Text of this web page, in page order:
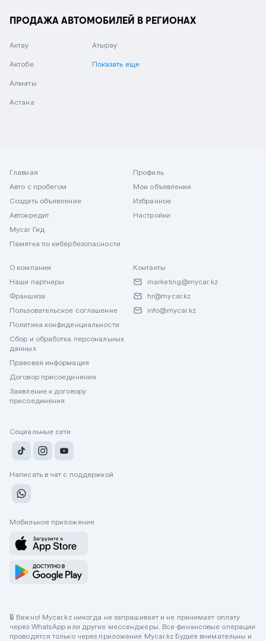
ПРОДАЖА АВТОМОБИЛЕЙ В РЕГИОНАХ
Актау
Актобе
Алматы
Астана
Атырау
Показать еще
Главная
Авто с пробегом
Создать объявление
Автокредит
Mycar Гид
Памятка по кибербезопасности
Профиль
Мои объявления
Избранное
Настройки
О компании
Наши партнеры
Франшиза
Пользовательское соглашение
Политика конфиденциальности
Сбор и обработка персональных
данных
Правовая информация
Договор присоединения
Заявление к договору
присоединения
Контакты
marketing@mycar.kz
hr@mycar.kz
info@mycar.kz
Социальные сети
Написать в чат с поддержкой
Мобильное приложение
🔒 Важно! Mycar.kz никогда не запрашивает и не принимает оплату
через WhatsApp или другие мессенджеры. Все финансовые операции
проводятся только через приложение Mycar.kz Будьте внимательны и